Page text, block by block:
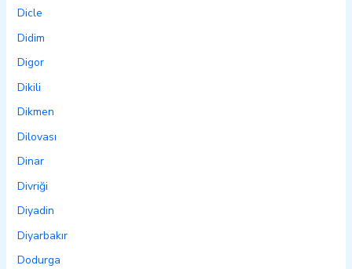
Dicle
Didim
Digor
Dikili
Dikmen
Dilovası
Dinar
Divriği
Diyadin
Diyarbakır
Dodurga